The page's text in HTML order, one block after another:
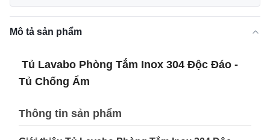
Mô tả sản phẩm
Tủ Lavabo Phòng Tắm Inox 304 Độc Đáo -
Tủ Chống Ẩm
Thông tin sản phẩm